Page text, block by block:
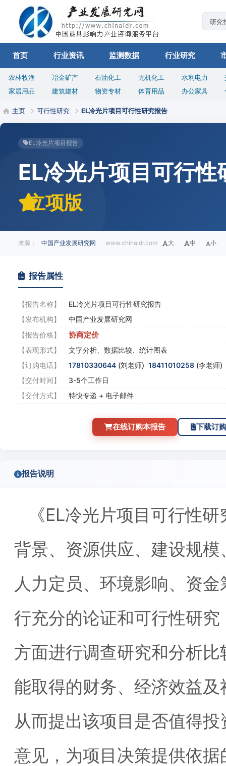
首页 行业资讯 监测数据 行业研究
农林牧渔 冶金矿产 石油化工 无机化工 水利电力
家居用品
建筑建材 物资专材 体育用品 办公家具
主页 可行性研究 EL冷光片项目可行性研究报告
EL冷光片项目报告
EL冷光片项目可行性
立项版
来源： 中国产业发展研究网 www.chinaidr.com 大 中 小
报告属性
【报告名称】
EL冷光片项目可行性研究报告
【发布机构】
中国产业发展研究网
【报告价格】
协商定价
【表现形式】
文字分析、数据比较、统计图表
【订购电话】
17810330644 (刘老师) 18411010258 (李老师)
【交付时间】
3-5个工作日
【交付方式】
特快专递 + 电子邮件
在线订购本报告 下载订
报告说明
《EL冷光片项目可行性
背景、资源供应、建设规
人力定员、环境影响、资
行充分的论证和可行性研
方面进行调查研究和分析
能取得的财务、经济效益
从而提出该项目是否值得
意见，为项目决策提供依